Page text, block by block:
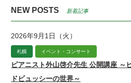
NEW POSTS 新着記事
2026年9月1日（火）
札幌 イベント・コンサート
ピアニスト外山啓介先生 公開講座 ～
ドビュッシーの世界～